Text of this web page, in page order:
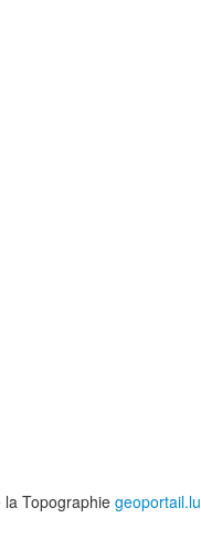
Topographiegeoportail.lu